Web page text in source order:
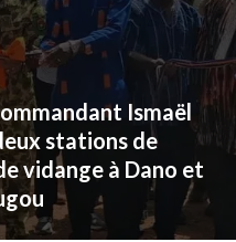
Ismaël
stations de
vidange à Dano et